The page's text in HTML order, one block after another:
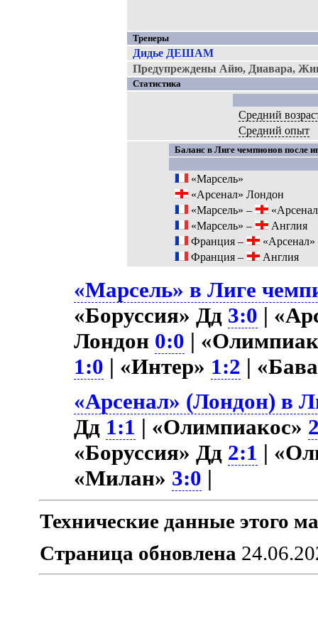
Тренеры
Дидье ДЕШАМ
Предупреждены Айю, Диавара,
Статистика
Средний
Средний опыт
Баланс в Лиге чемпионов после
«Марсель»
«Арсенал» Лондон
«Марсель» –
«Марсель» –
Англия
Франция –
«Арсенал»
Франция –
Англия
«Марсель» в Лиге
«Боруссия» Дд 3:0 |
Лондон 0:0 |
1:0 | «Интер» 1:2 |
«Арсенал» (Лондон) в
Дд 1:1 | «Олимпиакос»
«Боруссия» Дд 2:1 |
«Милан» 3:0 |
Технические данные этого
Страница обновлена